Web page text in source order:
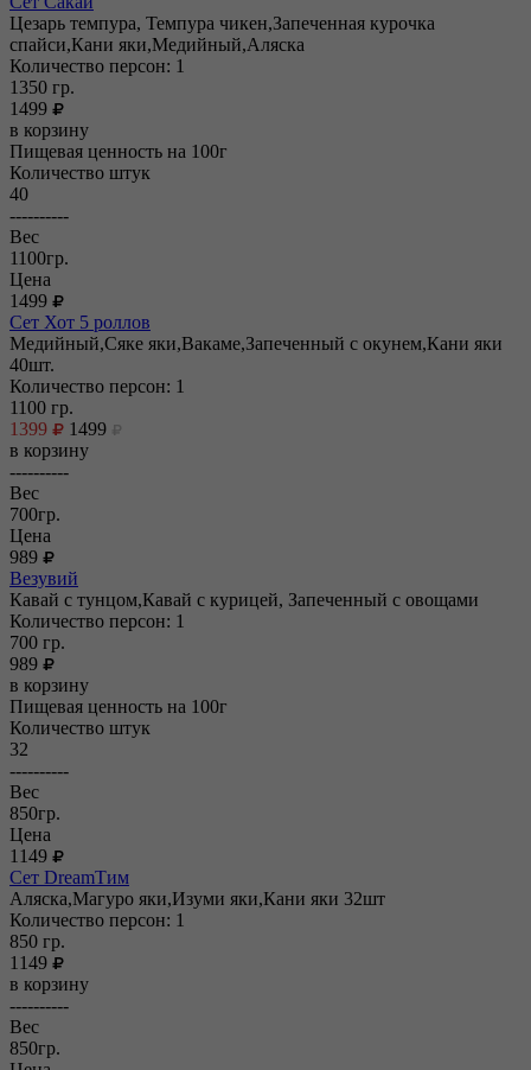
Цезарь темпура, Темпура чикен,Запеченная курочка
спайси,Кани яки,Медийный,Аляска
Количество персон: 1
1350 гр.
1499
в корзину
Пищевая ценность на 100г
Количество штук
40
----------
Вес
1100гр.
Цена
1499
Сет Хот 5 роллов
Медийный,Сяке яки,Вакаме,Запеченный с окунем,Кани яки
40шт.
Количество персон: 1
1100 гр.
1399
1499
в корзину
----------
Вес
700гр.
Цена
989
Везувий
Кавай с тунцом,Кавай с курицей, Запеченный с овощами
Количество персон: 1
700 гр.
989
в корзину
Пищевая ценность на 100г
Количество штук
32
----------
Вес
850гр.
Цена
1149
Сет DreamТим
Аляска,Магуро яки,Изуми яки,Кани яки 32шт
Количество персон: 1
850 гр.
1149
в корзину
----------
Вес
850гр.